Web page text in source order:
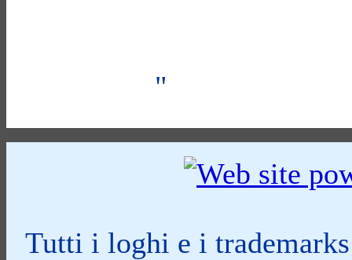
"
Tutti i loghi e i